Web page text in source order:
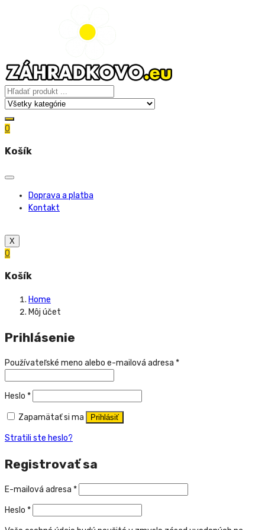
0
Košík
Doprava a platba
Kontakt
X
0
Košík
Home
Môj účet
Prihlásenie
Používateľské meno alebo e-mailová adresa *
Heslo *
Zapamätať si ma Prihlásiť
Stratili ste heslo?
Registrovať sa
E-mailová adresa *
Heslo *